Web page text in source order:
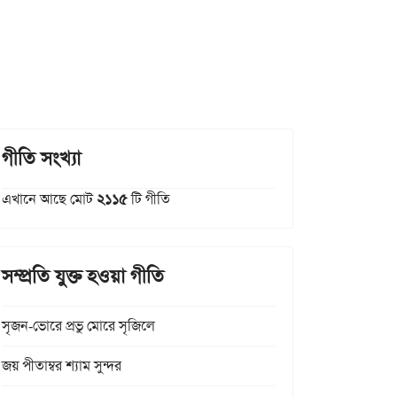
গীতি সংখ্যা
এখানে আছে মোট২১১৫টি গীতি
সম্প্রতি যুক্ত হওয়া গীতি
সৃজন-ভোরে প্রভু মোরে সৃজিলে
জয় পীতাম্বর শ্যাম সুন্দর